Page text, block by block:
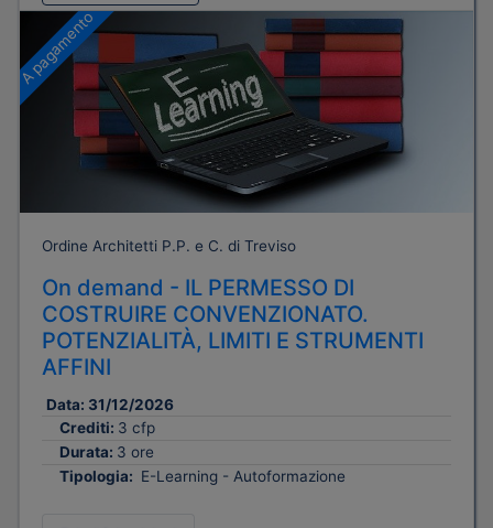
A pagamento
Ordine Architetti P.P. e C. di Treviso
On demand - IL PERMESSO DI
COSTRUIRE CONVENZIONATO.
POTENZIALITÀ, LIMITI E STRUMENTI
AFFINI
Data: 31/12/2026
Crediti: 3 cfp
Durata: 3 ore
Tipologia: E-Learning - Autoformazione